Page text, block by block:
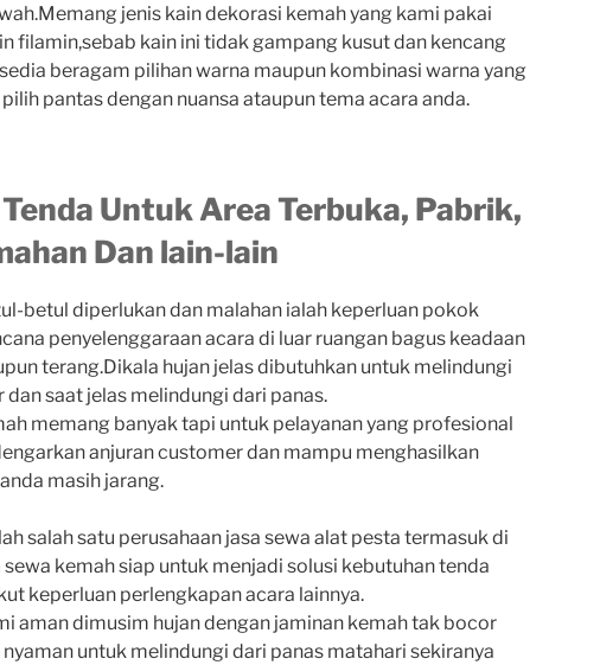
jenis kain dekorasi kemah yang kami pakai
filamin,sebab kain ini tidak gampang kusut dan kencang
beragam pilihan warna maupun kombinasi warna yang
pantas dengan nuansa ataupun tema acara anda.
Untuk Area Terbuka, Pabrik,
Dan lain-lain
betul diperlukan dan malahan ialah keperluan pokok
penyelenggaraan acara di luar ruangan bagus keadaan
terang.Dikala hujan jelas dibutuhkan untuk melindungi
dan saat jelas melindungi dari panas.
memang banyak tapi untuk pelayanan yang profesional
anjuran customer dan mampu menghasilkan
masih jarang.
salah satu perusahaan jasa sewa alat pesta termasuk di
kemah siap untuk menjadi solusi kebutuhan tenda
keperluan perlengkapan acara lainnya.
aman dimusim hujan dengan jaminan kemah tak bocor
untuk melindungi dari panas matahari sekiranya